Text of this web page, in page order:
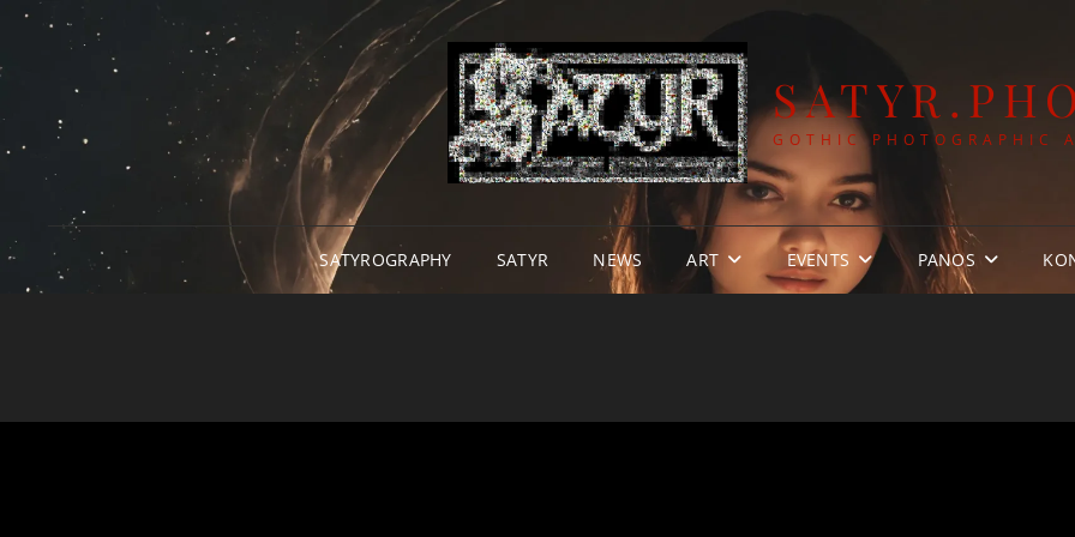
GOTHIC PHOTOGRAPHIC
SATYROGRAPHY SATYR NEWS ART EVENTS PANOS